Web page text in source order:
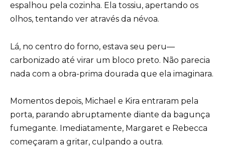
espalhou pela cozinha. Ela tossiu, apertando os
olhos, tentando ver através da névoa.
Lá, no centro do forno, estava seu peru—
carbonizado até virar um bloco preto. Não parecia
nada com a obra-prima dourada que ela imaginara.
Momentos depois, Michael e Kira entraram pela
porta, parando abruptamente diante da bagunça
fumegante. Imediatamente, Margaret e Rebecca
começaram a gritar, culpando a outra.